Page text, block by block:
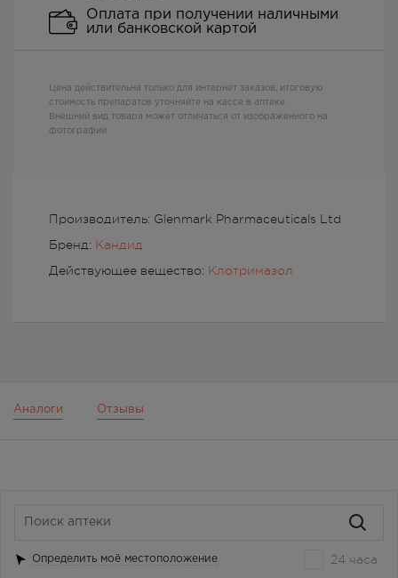
Производитель: Glenmark Pharmaceuticals Ltd
Бренд: Кандид
Действующее вещество: Клотримазол
Оплата при получении наличными
или банковской картой
Цена действительна только для интернет заказов, итоговую
стоимость препаратов уточняйте на кассе в аптеке
Внешний вид товара может отличаться от изображенного на
фотографии
Аналоги Отзывы
Определить моё местоположение 24 часа